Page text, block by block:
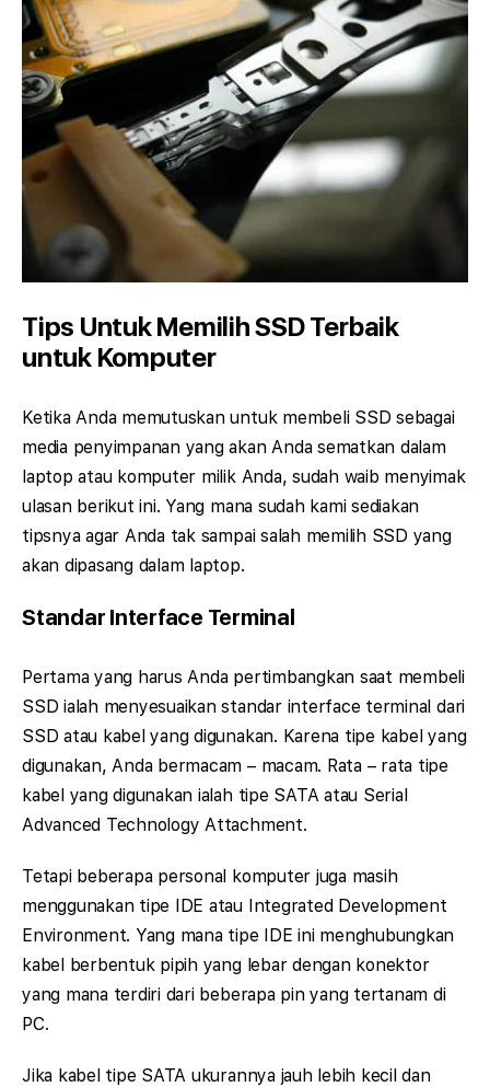
Tips Untuk Memilih SSD Terbaik
untuk Komputer
Ketika Anda memutuskan untuk membeli SSD sebagai
media penyimpanan yang akan Anda sematkan dalam
laptop atau komputer milik Anda, sudah waib menyimak
ulasan berikut ini. Yang mana sudah kami sediakan
tipsnya agar Anda tak sampai salah memilih SSD yang
akan dipasang dalam laptop.
Standar Interface Terminal
Pertama yang harus Anda pertimbangkan saat membeli
SSD ialah menyesuaikan standar interface terminal dari
SSD atau kabel yang digunakan. Karena tipe kabel yang
digunakan, Anda bermacam – macam. Rata – rata tipe
kabel yang digunakan ialah tipe SATA atau Serial
Advanced Technology Attachment.
Tetapi beberapa personal komputer juga masih
menggunakan tipe IDE atau Integrated Development
Environment. Yang mana tipe IDE ini menghubungkan
kabel berbentuk pipih yang lebar dengan konektor
yang mana terdiri dari beberapa pin yang tertanam di
PC.
Jika kabel tipe SATA ukurannya jauh lebih kecil dan